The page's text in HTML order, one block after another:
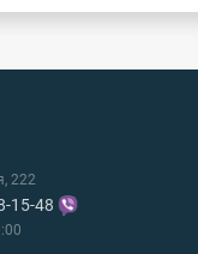
222
15-48